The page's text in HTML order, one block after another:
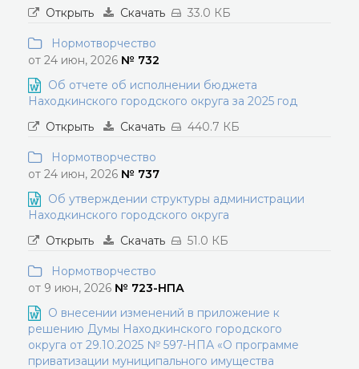
Открыть
Скачать 33.0 КБ
Нормотворчество
от 24 июн, 2026 № 732
Об отчете об исполнении бюджета
Находкинского городского округа за 2025 год
Открыть
Скачать 440.7 КБ
Нормотворчество
от 24 июн, 2026 № 737
Об утверждении структуры администрации
Находкинского городского округа
Открыть
Скачать 51.0 КБ
Нормотворчество
от 9 июн, 2026 № 723-НПА
О внесении изменений в приложение к
решению Думы Находкинского городского
округа от 29.10.2025 № 597-НПА «О программе
приватизации муниципального имущества